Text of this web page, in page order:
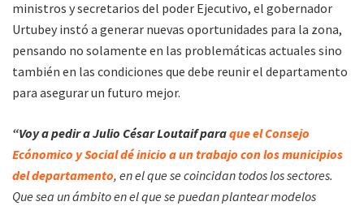
ministros y secretarios del poder Ejecutivo, el gobernador
Urtubey instó a generar nuevas oportunidades para la zona,
pensando no solamente en las problemáticas actuales sino
también en las condiciones que debe reunir el departamento
para asegurar un futuro mejor.
“Voy a pedir a Julio César Loutaif paraque el Consejo
Ecónomico y Social dé inicio a un trabajo con los municipios
del departamento, en el que se coincidan todos los sectores.
Que sea un ámbito en el que se puedan plantear modelos